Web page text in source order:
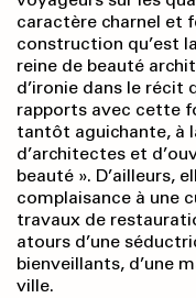
caractère charnel et
construction qu’est
reine de beauté
d’ironie dans le récit
rapports avec cette
tantôt aguichante, à
d’architectes et
beauté ». D’ailleurs,
complaisance à une
travaux de
atours d’une
bienveillants, d’une
ville.